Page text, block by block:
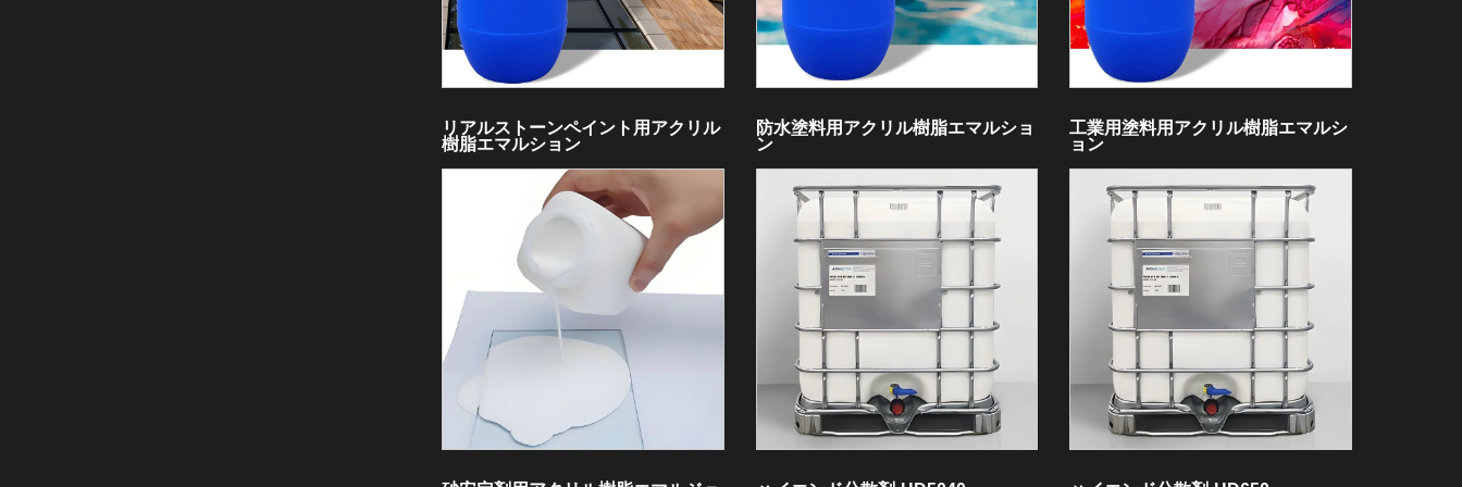
リアルストーンペイント用アクリル
樹脂エマルション
防水塗料用アクリル樹脂エマルショ
ン
工業用塗料用アクリル樹脂エマルシ
ョン